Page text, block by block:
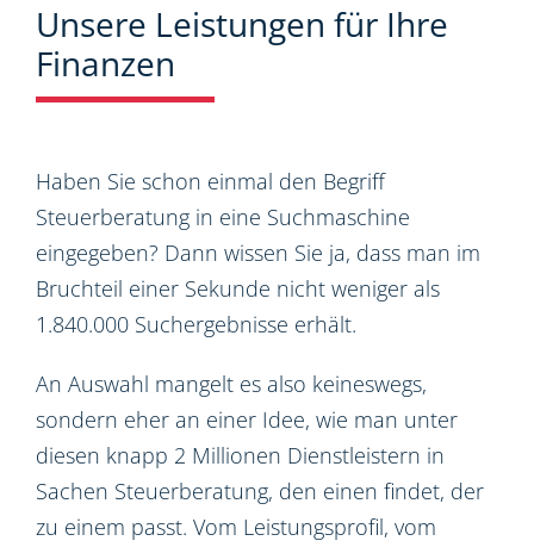
Unsere Leistungen für Ihre
Finanzen
Haben Sie schon einmal den Begriff
Steuerberatung in eine Suchmaschine
eingegeben? Dann wissen Sie ja, dass man im
Bruchteil einer Sekunde nicht weniger als
1.840.000 Suchergebnisse erhält.
An Auswahl mangelt es also keineswegs,
sondern eher an einer Idee, wie man unter
diesen knapp 2 Millionen Dienstleistern in
Sachen Steuerberatung, den einen findet, der
zu einem passt. Vom Leistungsprofil, vom